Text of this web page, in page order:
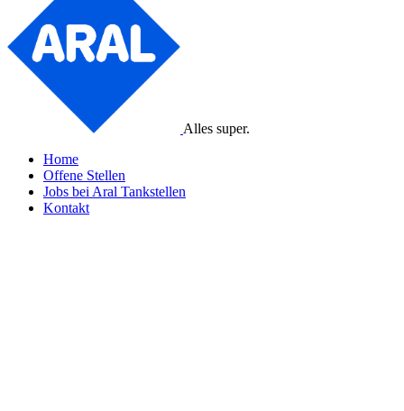
Alles super.
Home
Offene Stellen
Jobs bei Aral Tankstellen
Kontakt